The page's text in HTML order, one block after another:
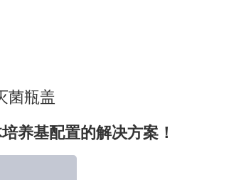
菌瓶盖
基配置的解决方案！